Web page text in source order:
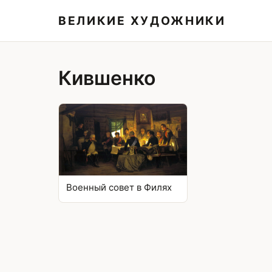
ВЕЛИКИЕ ХУДОЖНИКИ
Кившенко
Военный совет в Филях